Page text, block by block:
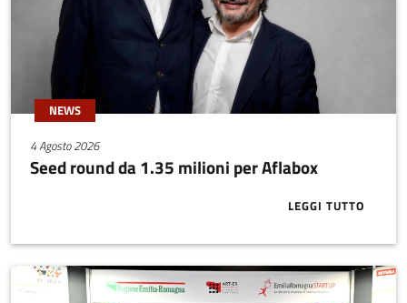
NEWS
4 Agosto 2026
Seed round da 1.35 milioni per Aflabox
LEGGI TUTTOABOUT SEED